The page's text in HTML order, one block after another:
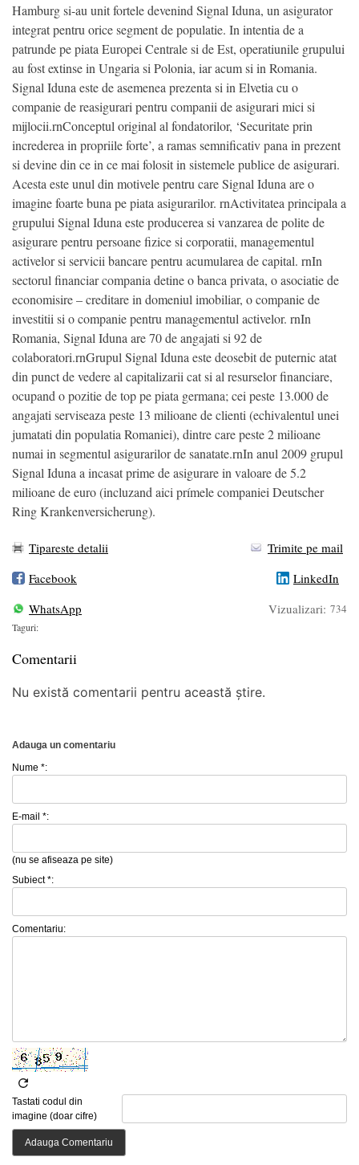
Hamburg si-au unit fortele devenind Signal Iduna, un asigurator
integrat pentru orice segment de populatie. In intentia de a
patrunde pe piata Europei Centrale si de Est, operatiunile grupului
au fost extinse in Ungaria si Polonia, iar acum si in Romania.
Signal Iduna este de asemenea prezenta si in Elvetia cu o
companie de reasigurari pentru companii de asigurari mici si
mijlocii.rnConceptul original al fondatorilor, ‘Securitate prin
increderea in propriile forte’, a ramas semnificativ pana in prezent
si devine din ce in ce mai folosit in sistemele publice de asigurari.
Acesta este unul din motivele pentru care Signal Iduna are o
imagine foarte buna pe piata asigurarilor. rnActivitatea principala a
grupului Signal Iduna este producerea si vanzarea de polite de
asigurare pentru persoane fizice si corporatii, managementul
activelor si servicii bancare pentru acumularea de capital. rnIn
sectorul financiar compania detine o banca privata, o asociatie de
economisire – creditare in domeniul imobiliar, o companie de
investitii si o companie pentru managementul activelor. rnIn
Romania, Signal Iduna are 70 de angajati si 92 de
colaboratori.rnGrupul Signal Iduna este deosebit de puternic atat
din punct de vedere al capitalizarii cat si al resurselor financiare,
ocupand o pozitie de top pe piata germana; cei peste 13.000 de
angajati serviseaza peste 13 milioane de clienti (echivalentul unei
jumatati din populatia Romaniei), dintre care peste 2 milioane
numai in segmentul asigurarilor de sanatate.rnIn anul 2009 grupul
Signal Iduna a incasat prime de asigurare in valoare de 5.2
milioane de euro (incluzand aici prímele companiei Deutscher
Ring Krankenversicherung).
Tipareste detalii
Trimite pe mail
Facebook
LinkedIn
WhatsApp
Vizualizari: 734
Taguri:
Comentarii
Nu există comentarii pentru această știre.
Adauga un comentariu
Nume *:
E-mail *:
(nu se afiseaza pe site)
Subiect *:
Comentariu:
Tastati codul din
imagine (doar cifre)